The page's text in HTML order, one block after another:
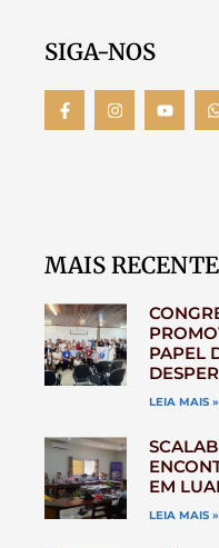
SIGA-NOS
MAIS
PAPEL
LEIA MAIS »
EM
LEIA MAIS »